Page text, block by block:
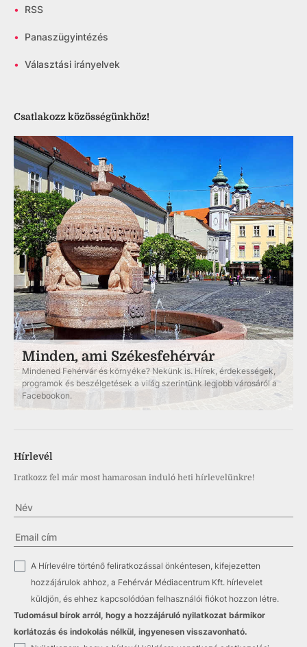
• RSS
• Panaszügyintézés
• Választási irányelvek
Csatlakozz közösségünkhöz!
Minden, ami Székesfehérvár
Mindened Fehérvár és környéke? Nekünk is. Hírek, érdekességek,
programok és beszélgetések a világ szerintünk legjobb városáról a
Facebookon.
Hírlevél
Iratkozz fel már most hamarosan induló heti hírlevelünkre!
A Hírlevélre történő feliratkozással önkéntesen, kifejezetten
hozzájárulok ahhoz, a Fehérvár Médiacentrum Kft. hírlevelet
küldjön, és ehhez kapcsolódóan felhasználói fiókot hozzon létre.
Tudomásul bírok arról, hogy a hozzájáruló nyilatkozat bármikor
korlátozás és indokolás nélkül, ingyenesen visszavonható.